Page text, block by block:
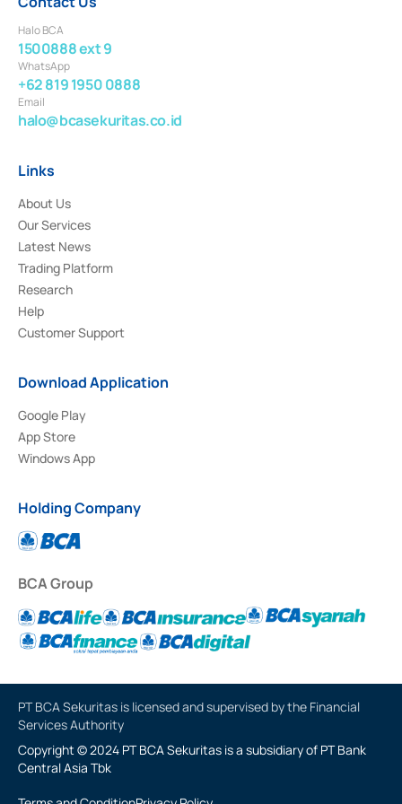
Halo BCA
1500888 ext 9
WhatsApp
+62 819 1950 0888
Email
halo@bcasekuritas.co.id
Links
About Us
Our Services
Latest News
Trading Platform
Research
Help
Customer Support
Download Application
Google Play
App Store
Windows App
Holding Company
BCA Group
PT BCA Sekuritas is licensed and supervised by the Financial
Services Authority
Copyright © 2024 PT BCA Sekuritas is a subsidiary of PT Bank
Central Asia Tbk